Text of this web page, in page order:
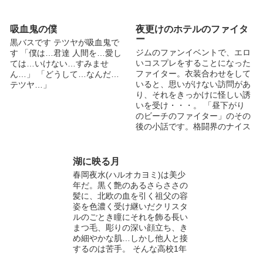
運命やいかに････
吸血鬼の僕
黒バスです テツヤが吸血鬼で
す 「僕は…君達 人間を…愛し
ては…いけない…すみませ
ん…」 「どうして…なんだ…
テツヤ…」
夜更けのホテルのファイタ
ー
ジムのファンイベントで、エロ
いコスプレをすることになった
ファイター。衣装合わせをして
いると、思いがけない訪問があ
り、それをきっかけに怪しい誘
いを受け・・・。 「昼下がり
のビーチのファイター」のその
後の小話です。格闘界のナイス
ァイター」はアルファポリスで
公開しています↓
https://www.alphapolis.co.jp/no
vel/352542676/3250908
湖に映る月
春岡夜水(ハルオカヨミ)は美少
年だ。黒く艶のあるさらささの
髪に、北欧の血を引く祖父の容
姿を色濃く受け継いだクリスタ
ルのごとき瞳にそれを飾る長い
まつ毛、彫りの深い顔立ち、き
め細やかな肌…しかし他人と接
するのは苦手。 そんな高校1年